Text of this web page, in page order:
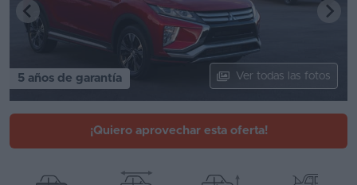
Stock
KM
Segunda
5 años de garantía Ver todas las fotos
¡Quiero aprovechar esta oferta!